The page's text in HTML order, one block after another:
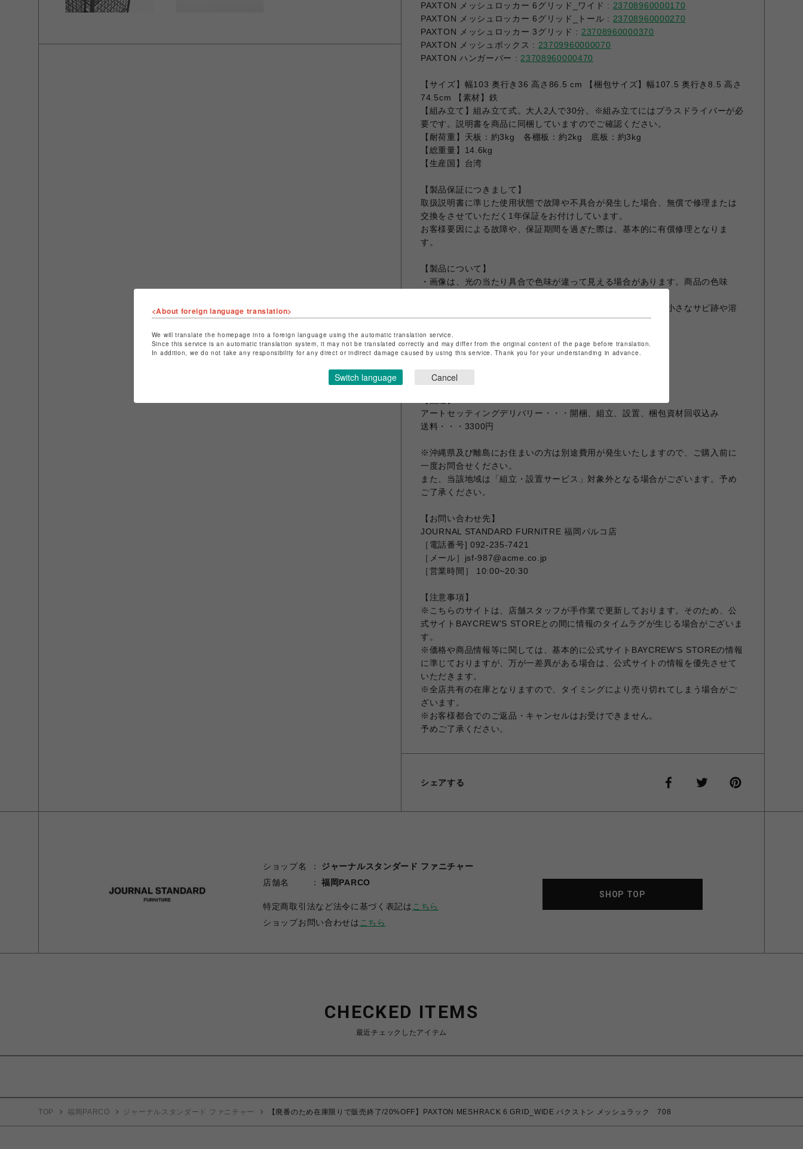
PAXTON メッシュロッカー 6グリッド_ワイド : 23708960000170
PAXTON メッシュロッカー 6グリッド_トール : 23708960000270
PAXTON メッシュロッカー 3グリッド : 23708960000370
PAXTON メッシュボックス : 23709960000070
PAXTON ハンガーバー : 23708960000470
【サイズ】幅103 奥行き36 高さ86.5 cm 【梱包サイズ】幅107.5 奥行き8.5 高さ
74.5cm 【素材】鉄
【組み立て】組み立て式。大人2人で30分。※組み立てにはプラスドライバーが必
要です。説明書を商品に同梱していますのでご確認ください。
【耐荷重】天板：約3kg 各棚板：約2kg 底板：約3kg
【総重量】14.6kg
【生産国】台湾
【製品保証につきまして】
取扱説明書に準じた使用状態で故障や不具合が発生した場合、無償で修理または
交換をさせていただく1年保証をお付けしています。
お客様要因による故障や、保証期間を過ぎた際は、基本的に有償修理となりま
す。
【製品について】
・画像は、光の当たり具合で色味が違って見える場合があります。商品の色味
・本商品の鉄部分には、素地ならではの濃淡、意図的に施した小さなサビ跡や溶
接跡がありますが不良ではありません。
また、部位やロットにより個体差が生じます。
・画像の商品はサンプルです。
・サイズ表記はあくまで目安となります
アートセッティングデリバリー・・・開梱、組立、設置、梱包資材回収込み
送料・・・3300円
※沖縄県及び離島にお住まいの方は別途費用が発生いたしますので、ご購入前に
一度お問合せください。
また、当該地域は「組立・設置サービス」対象外となる場合がございます。予め
ご了承ください。
【お問い合わせ先】
JOURNAL STANDARD FURNITRE 福岡パルコ店
［電話番号] 092-235-7421
［メール］jsf-987@acme.co.jp
［営業時間］ 10:00~20:30
【注意事項】
※こちらのサイトは、店舗スタッフが手作業で更新しております。そのため、公
式サイトBAYCREW'S STOREとの間に情報のタイムラグが生じる場合がございま
す。
※価格や商品情報等に関しては、基本的に公式サイトBAYCREW'S STOREの情報
に準じておりますが、万が一差異がある場合は、公式サイトの情報を優先させて
いただきます。
※全店共有の在庫となりますので、タイミングにより売り切れてしまう場合がご
ざいます。
※お客様都合でのご返品・キャンセルはお受けできません。
予めご了承ください。
シェアする
ショップ名
ジャーナルスタンダード ファニチャー
店舗名
福岡PARCO
特定商取引法など法令に基づく表記は こちら
ショップお問い合わせは こちら
SHOP TOP
CHECKED ITEMS
最近チェックしたアイテム
TOP 福岡PARCO ジャーナルスタンダード ファニチャー 【廃番のため在庫限りで販売終了/20%OFF】PAXTON MESHRACK 6 GRID_WIDE パクストン メッシュラック 708
<About foreign language translation>
We will translate the homepage into a foreign language using the automatic translation service.
Since this service is an automatic translation system, it may not be translated correctly and may differ from the original content of the page before translation.
In addition, we do not take any responsibility for any direct or indirect damage caused by using this service. Thank you for your understanding in advance.
Switch language Cancel